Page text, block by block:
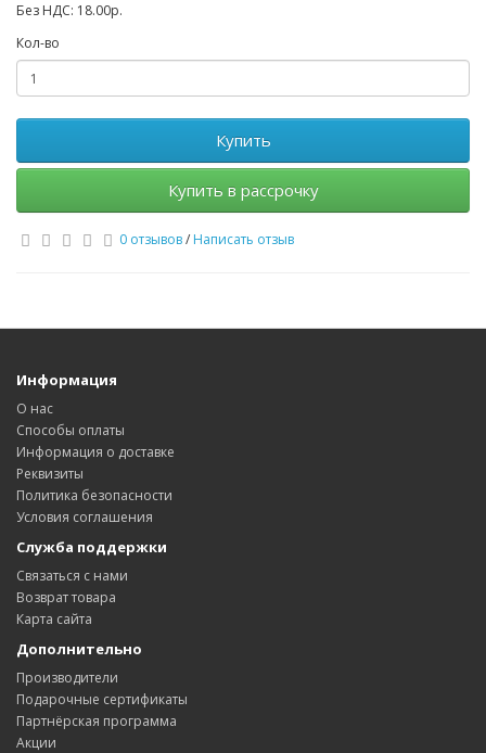
Без НДС: 18.00р.
Кол-во
Купить
Купить в рассрочку
0 отзывов/ Написать отзыв
Информация
О нас
Способы оплаты
Информация о доставке
Реквизиты
Политика безопасности
Условия соглашения
Служба поддержки
Связаться с нами
Возврат товара
Карта сайта
Дополнительно
Производители
Подарочные сертификаты
Партнёрская программа
Акции